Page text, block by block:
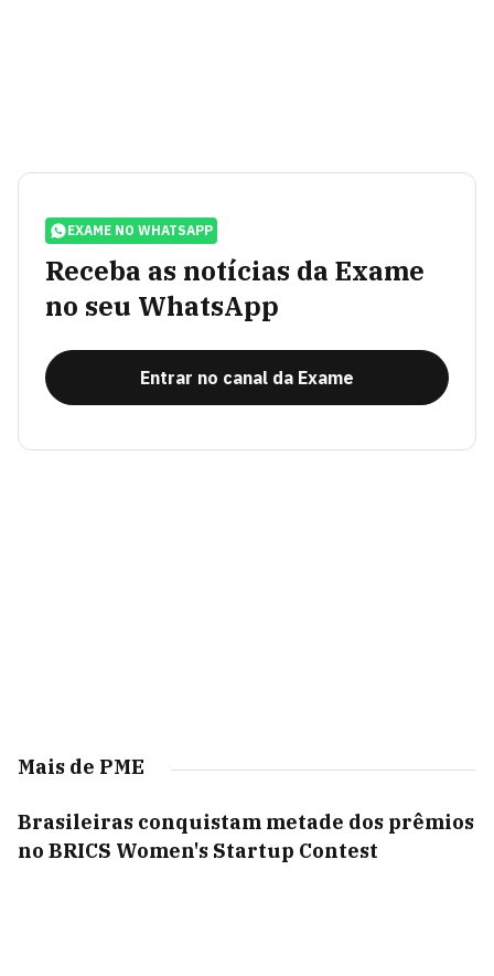
EXAME NO WHATSAPP
Receba as notícias da Exame
no seu WhatsApp
Entrar no canal da Exame
Mais de PME
Brasileiras conquistam metade dos prêmios
no BRICS Women's Startup Contest